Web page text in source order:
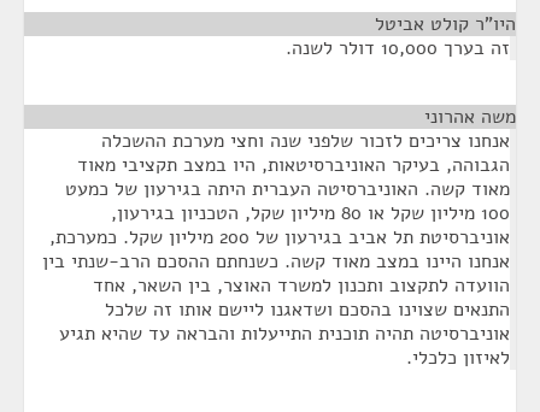
היו"ר קולט אביטל
זה בערך 10,000 דולר לשנה.
משה אהרוני
אנחנו צריכים לזכור שלפני שנה וחצי מערכת ההשכלה
הגבוהה, בעיקר האוניברסיטאות, היו במצב תקציבי מאוד
מאוד קשה. האוניברסיטה העברית היתה בגירעון של כמעט
100 מיליון שקל או 80 מיליון שקל, הטכניון בגירעון,
אוניברסיטת תל אביב בגירעון של 200 מיליון שקל. כמערכת,
אנחנו היינו במצב מאוד קשה. כשנחתם ההסכם הרב-שנתי בין
הוועדה לתקצוב ותכנון למשרד האוצר, בין השאר, אחד
התנאים שצוינו בהסכם ושדאגנו ליישם אותו זה שלכל
אוניברסיטה תהיה תוכנית התייעלות והבראה עד שהיא תגיע
לאיזון כלכלי.